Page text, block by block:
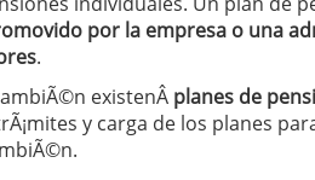
por la empresa o una
.
existenÂ planes de
y carga de los planes